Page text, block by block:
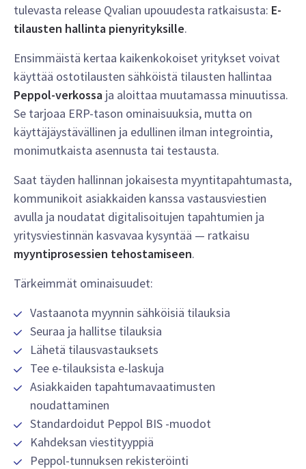
tulevasta release Qvalian upouudesta ratkaisusta: E-
tilausten hallinta pienyrityksille.
Ensimmäistä kertaa kaikenkokoiset yritykset voivat
käyttää ostotilausten sähköistä tilausten hallintaa
Peppol-verkossa ja aloittaa muutamassa minuutissa.
Se tarjoaa ERP-tason ominaisuuksia, mutta on
käyttäjäystävällinen ja edullinen ilman integrointia,
monimutkaista asennusta tai testausta.
Saat täyden hallinnan jokaisesta myyntitapahtumasta,
kommunikoit asiakkaiden kanssa vastausviestien
avulla ja noudatat digitalisoitujen tapahtumien ja
yritysviestinnän kasvavaa kysyntää — ratkaisu
myyntiprosessien tehostamiseen.
Tärkeimmät ominaisuudet:
Vastaanota myynnin sähköisiä tilauksia
Seuraa ja hallitse tilauksia
Lähetä tilausvastauksets
Tee e-tilauksista e-laskuja
Asiakkaiden tapahtumavaatimusten
noudattaminen
Standardoidut Peppol BIS -muodot
Kahdeksan viestityyppiä
Peppol-tunnuksen rekisteröinti